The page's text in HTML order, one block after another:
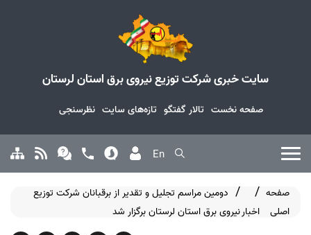
صفحه نخست تالار گفتگو تازه‌های سایت نظرسنجی
سایت خبری شرکت توزیع نیروی برق استان لرستان
En
صفحه
اصلی
اخبار
دومین مراسم تجلیل و تقدیر از برقبانان شرکت توزیع
نیروی برق استان لرستان برگزار شد